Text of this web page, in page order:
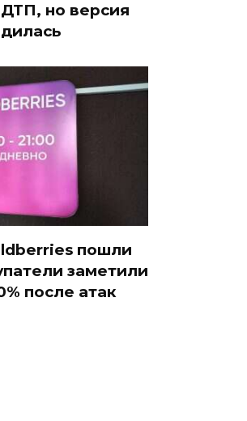
но версия
пошли
заметили
после атак